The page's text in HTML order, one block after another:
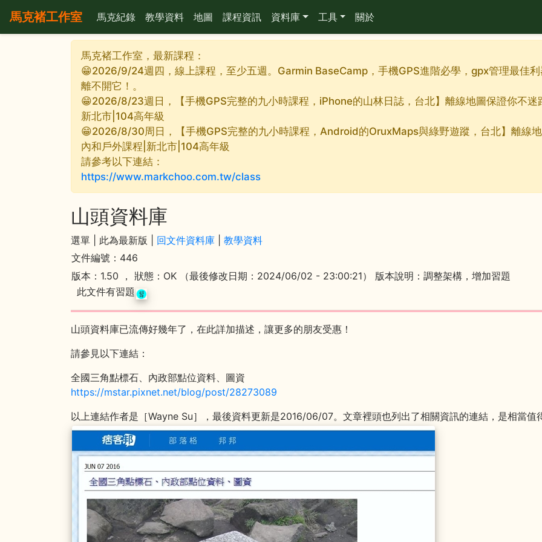
馬克褚工作室 馬克紀錄 教學資料 地圖 課程資訊 資料庫 工具 關於
馬克褚工作室，最新課程：
😁2026/9/24週四，線上課程，至少五週。Garmin BaseCamp，手機GPS進階必學，gpx管理最佳
離不開它！。
😁2026/8/23週日，【手機GPS完整的九小時課程，iPhone的山林日誌，台北】離線地圖保證你不迷
新北市|104高年級
😁2026/8/30周日，【手機GPS完整的九小時課程，Android的OruxMaps與綠野遊蹤，台北】離線
內和戶外課程|新北市|104高年級
請參考以下連結：
https://www.markchoo.com.tw/class
山頭資料庫
選單 | 此為最新版 | 回文件資料庫
教學資料
文件編號：446
版本：1.50 ， 狀態：OK （最後修改日期：2024/06/02 - 23:00:21） 版本說明：調整架構，增加習題
此文件有習題
山頭資料庫已流傳好幾年了，在此詳加描述，讓更多的朋友受惠！
請參見以下連結：
全國三角點標石、內政部點位資料、圖資
https://mstar.pixnet.net/blog/post/28273089
以上連結作者是［Wayne Su］，最後資料更新是2016/06/07。文章裡頭也列出了相關資訊的連結，是相當值